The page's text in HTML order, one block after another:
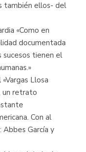
también ellos- del
«Como en
documentada
sucesos tienen el
Llosa
un retrato
Con al
Abbes García y